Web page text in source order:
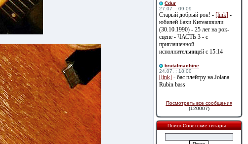
Cdur
27.07. : 09:09
Старый добрый рок! - [link] -
юбилей Бахи Китеашвили
(30.10.1990) - 25 лет на рок-
сцене - ЧАСТЬ 3 - с
приглашенной
исполнительницей с 15:14
brutalmachine
24.07. : 18:00
[link] - бас плейтру на Jolana
Rubin bass
Посмотреть все сообщения
(120007)
Поиск Советские гитары